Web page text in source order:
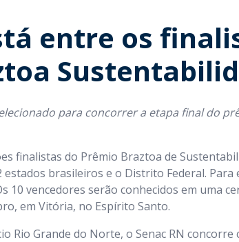
entre os
para concorrer a etapa final do
finalistas do Prêmio Braztoa de
brasileiros e o Distrito Federal. Para
10 vencedores serão conhecidos em uma
em Vitória, no Espírito Santo.
Rio Grande do Norte, o Senac RN concorre